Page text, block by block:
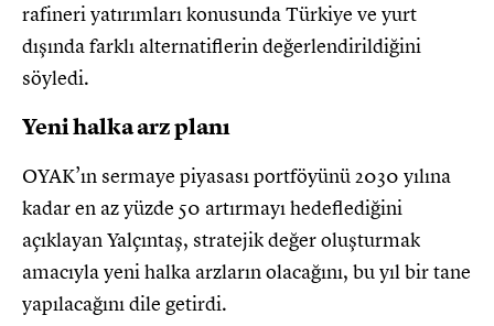
rafineri yatırımları konusunda Türkiye ve yurt
dışında farklı alternatiflerin değerlendirildiğini
söyledi.
Yeni halka arz planı
OYAK’ın sermaye piyasası portföyünü 2030 yılına
kadar en az yüzde 50 artırmayı hedeflediğini
açıklayan Yalçıntaş, stratejik değer oluşturmak
amacıyla yeni halka arzların olacağını, bu yıl bir tane
yapılacağını dile getirdi.